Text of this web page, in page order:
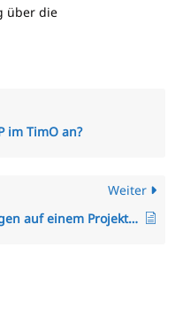
über die
im TimO an?
Weiter
Wie richte ich Benachrichtigungen auf einem Projekt, Unterprojekt oder Vorgang ein?